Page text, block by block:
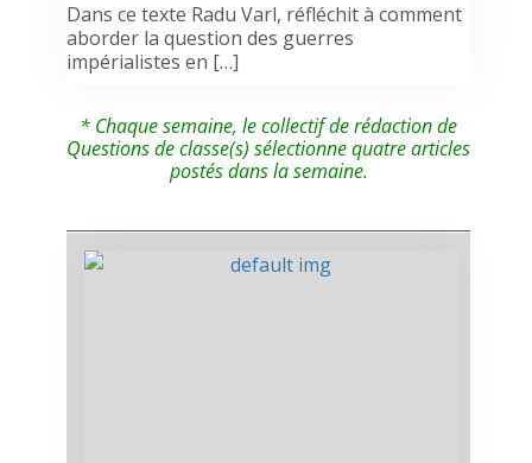
Dans ce texte Radu Varl, réfléchit à comment
aborder la question des guerres
impérialistes en […]
* Chaque semaine, le collectif de rédaction de
Questions de classe(s) sélectionne quatre articles
postés dans la semaine.